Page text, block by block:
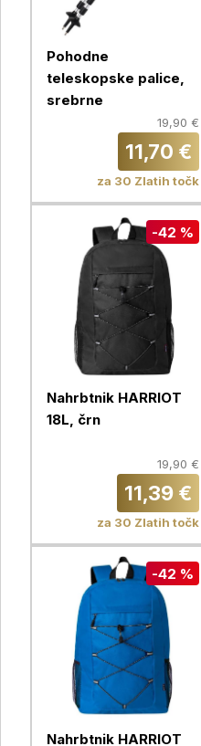
Pohodne
teleskopske palice,
srebrne
19,90 €
11,70 €
za 30 Zlatih točk
-42 %
Nahrbtnik HARRIOT
18L, črn
19,90 €
11,39 €
za 30 Zlatih točk
-42 %
Nahrbtnik HARRIOT